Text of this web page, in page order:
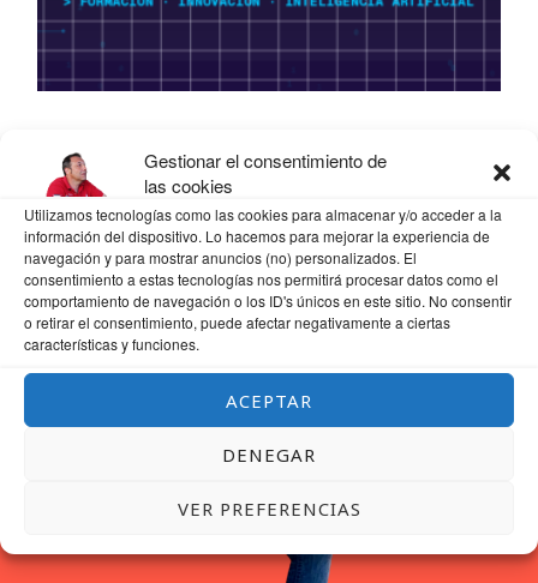
Gestionar el consentimiento de
las cookies
Utilizamos tecnologías como las cookies para almacenar y/o acceder a la
información del dispositivo. Lo hacemos para mejorar la experiencia de
navegación y para mostrar anuncios (no) personalizados. El
consentimiento a estas tecnologías nos permitirá procesar datos como el
comportamiento de navegación o los ID's únicos en este sitio. No consentir
o retirar el consentimiento, puede afectar negativamente a ciertas
características y funciones.
ACEPTAR
DENEGAR
VER PREFERENCIAS